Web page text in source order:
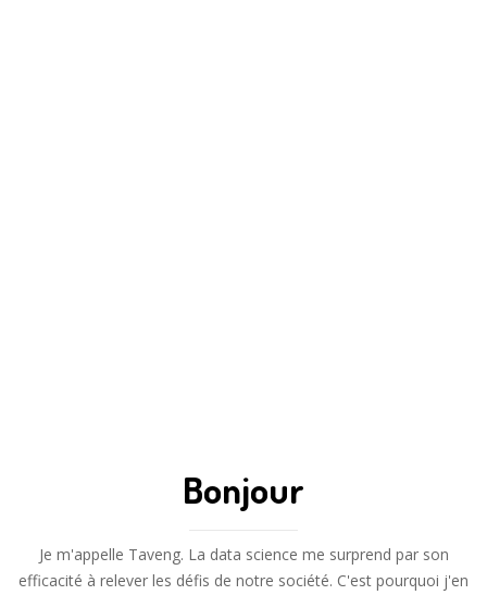
Bonjour
Je m'appelle Taveng. La data science me surprend par son
efficacité à relever les défis de notre société. C'est pourquoi j'en